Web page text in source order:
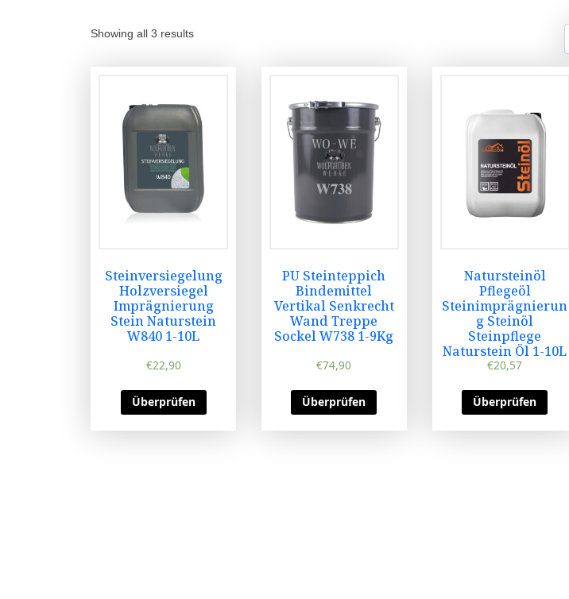
Showing all 3 results
Steinversiegelung
Holzversiegel
Imprägnierung
Stein Naturstein
W840 1-10L
€22,90
Überprüfen
PU Steinteppich
Bindemittel
Vertikal Senkrecht
Wand Treppe
Sockel W738 1-9Kg
€74,90
Überprüfen
Natursteinöl
Pflegeöl
Steinimprägnierun
g Steinöl
Steinpflege
Naturstein Öl 1-10L
€20,57
Überprüfen